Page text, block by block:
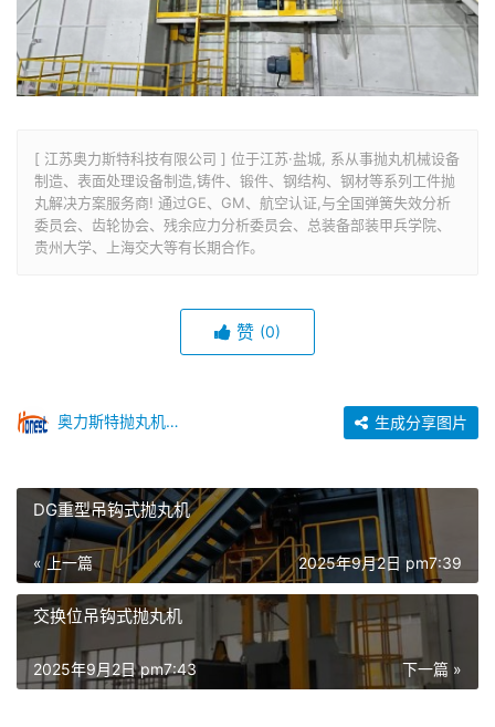
[ 江苏奥力斯特科技有限公司 ] 位于江苏·盐城, 系从事抛丸机械设备
制造、表面处理设备制造,铸件、锻件、钢结构、钢材等系列工件抛
丸解决方案服务商! 通过GE、GM、航空认证,与全国弹簧失效分析
委员会、齿轮协会、残余应力分析委员会、总装备部装甲兵学院、
贵州大学、上海交大等有长期合作。
赞 (0)
奥力斯特抛丸机设备 生成分享图片
DG重型吊钩式抛丸机
« 上一篇 2025年9月2日 pm7:39
交换位吊钩式抛丸机
下一篇 »
2025年9月2日 pm7:43